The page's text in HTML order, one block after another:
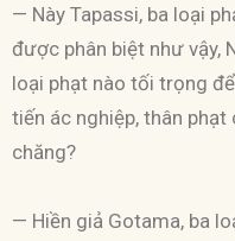
— Này Tapassi, ba loại
được phân biệt như vậy,
loại phạt nào tối trọng
tiến ác nghiệp, thân phạt
chăng?
— Hiền giả Gotama, ba